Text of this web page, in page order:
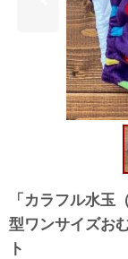
「カラフル水玉
型ワンサイズお
ト